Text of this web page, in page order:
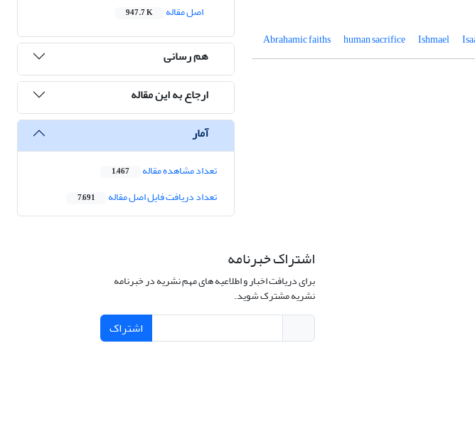
Abrahamic faiths
human sacrifice Ishmael
اصل مقاله
947.7 K
هم رسانی
ارجاع به این مقاله
آمار
تعداد مشاهده مقاله 1,467
تعداد دریافت فایل اصل مقاله 7,691
اشتراک خبرنامه
برای دریافت اخبار و اطلاعیه های مهم نشریه در خبرنامه
نشریه مشترک شوید.
اشتراک